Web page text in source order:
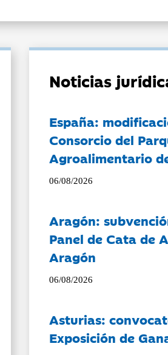
Noticias
España:
Consorcio del
Agroalimentario
06/08/2026
Aragón:
Panel de Cata de
Aragón
06/08/2026
Asturias:
Exposición de